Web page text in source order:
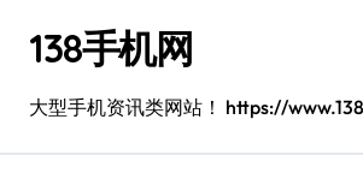
138手机网
大型手机资讯类网站！ https://